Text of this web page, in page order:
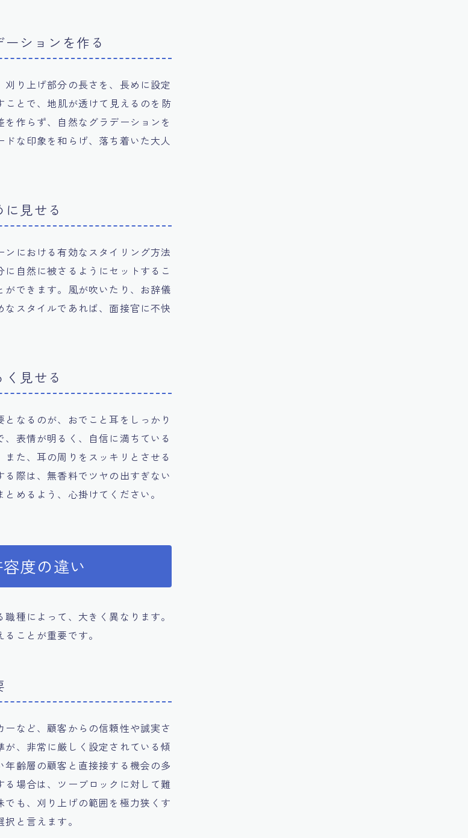
ションを作る
り上げ部分の長さを、長めに設定
とで、地肌が透けて見えるのを防
作らず、自然なグラデーションを
な印象を和らげ、落ち着いた大人
見せる
における有効なスタイリング方法
自然に被さるようにセットするこ
できます。風が吹いたり、お辞儀
スタイルであれば、面接官に不快
見せる
なるのが、おでこと耳をしっかり
表情が明るく、自信に満ちている
た、耳の周りをスッキリとさせる
際は、無香料でツヤの出すぎない
めるよう、心掛けてください。
度の違い
種によって、大きく異なります。
ことが重要です。
など、顧客からの信頼性や誠実さ
、非常に厳しく設定されている傾
齢層の顧客と直接接する機会の多
場合は、ツーブロックに対して難
も、刈り上げの範囲を極力狭くす
と言えます。